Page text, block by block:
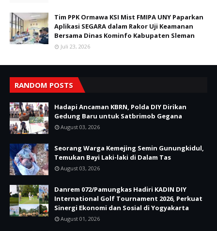
Tim PPK Ormawa KSI Mist FMIPA UNY Paparkan
Aplikasi SEGARA dalam Rakor Uji Keamanan
Bersama Dinas Kominfo Kabupaten Sleman
Juli 23, 2026
RANDOM POSTS
Hadapi Ancaman KBRN, Polda DIY Dirikan
Gedung Baru untuk Satbrimob Gegana
August 03, 2026
Seorang Warga Kemejing Semin Gunungkidul,
Temukan Bayi Laki-laki di Dalam Tas
August 03, 2026
Danrem 072/Pamungkas Hadiri KADIN DIY
International Golf Tournament 2026, Perkuat
Sinergi Ekonomi dan Sosial di Yogyakarta
August 01, 2026